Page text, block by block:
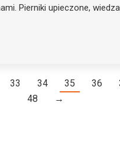
Pierniki upieczone,
33 34 35 36
48
→